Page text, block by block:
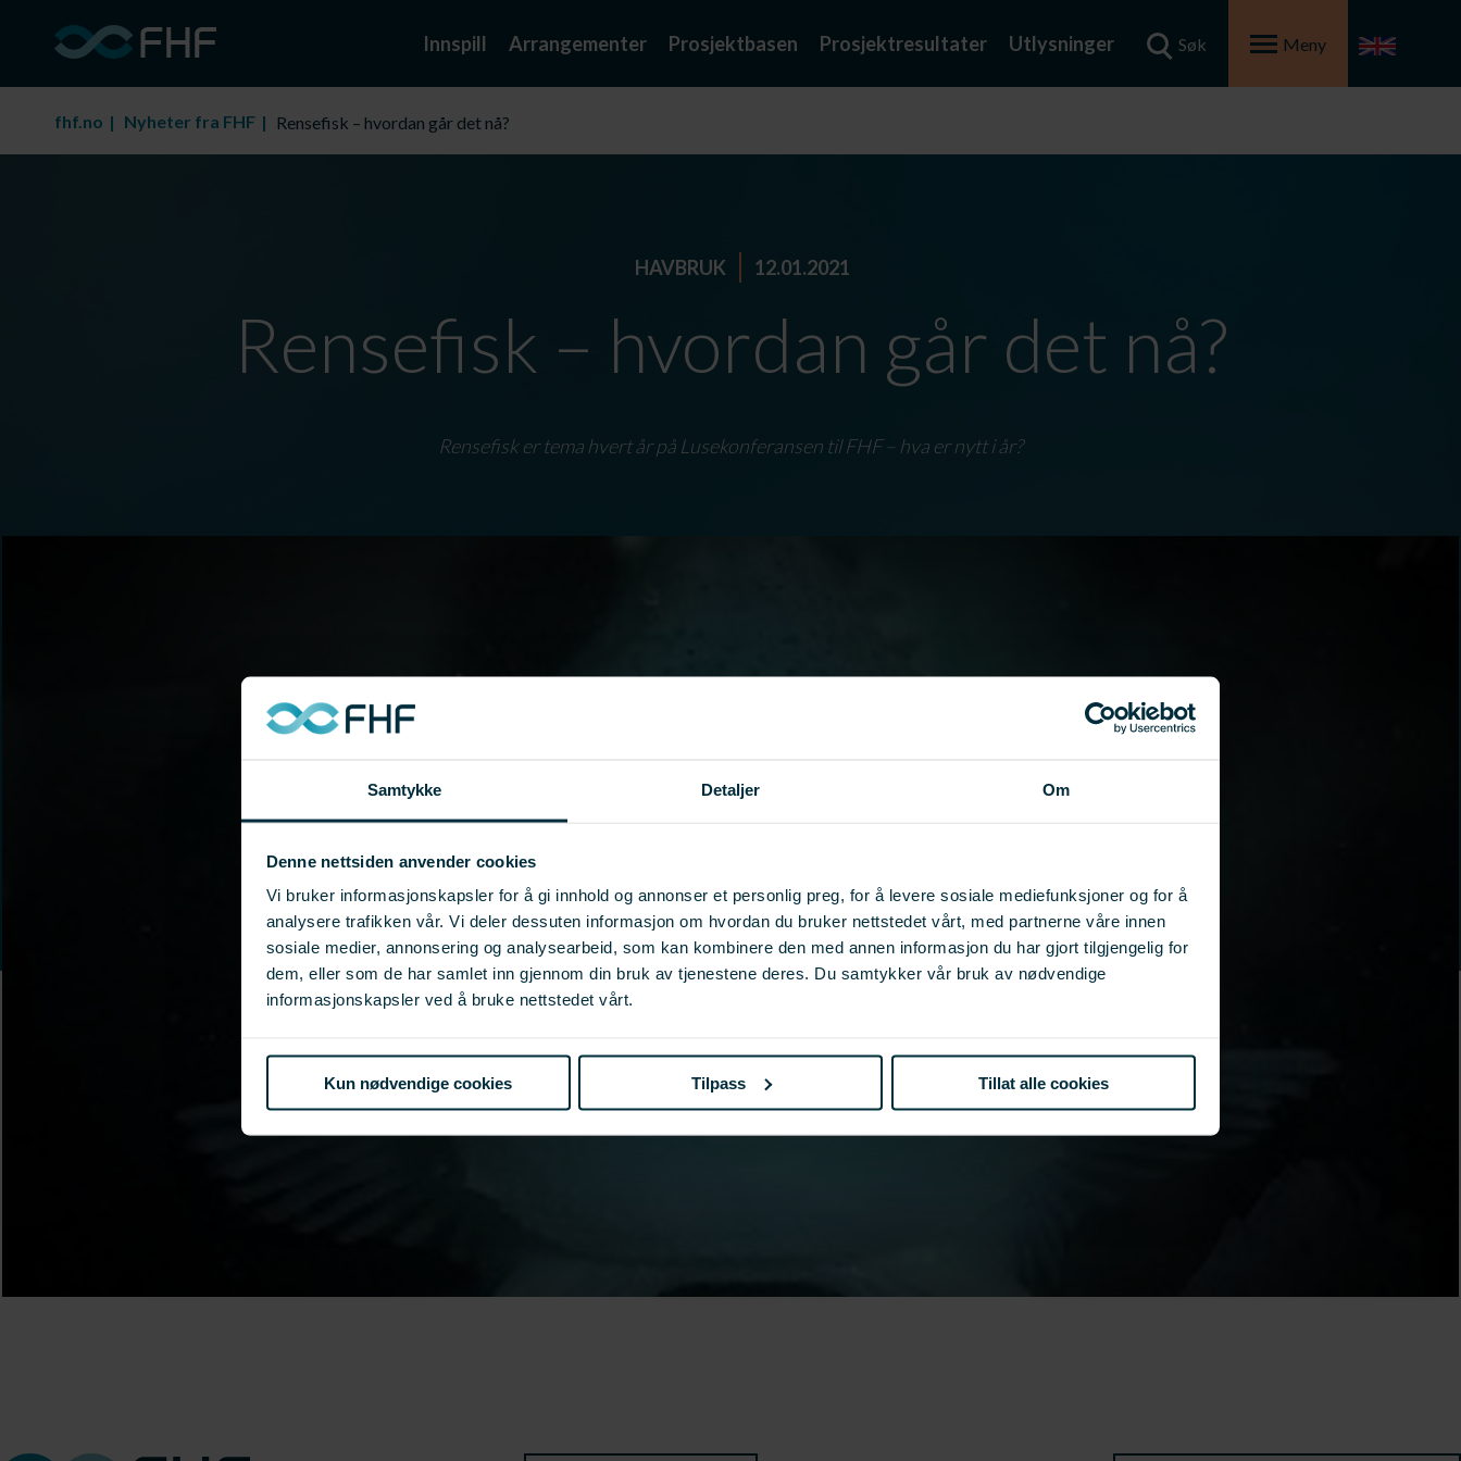
Samtykke Detaljer Om
Denne nettsiden anvender cookies
Vi bruker informasjonskapsler for å gi innhold og annonser et personlig preg, for å levere sosiale mediefunksjoner og for å
analysere trafikken vår. Vi deler dessuten informasjon om hvordan du bruker nettstedet vårt, med partnerne våre innen
sosiale medier, annonsering og analysearbeid, som kan kombinere den med annen informasjon du har gjort tilgjengelig for
dem, eller som de har samlet inn gjennom din bruk av tjenestene deres. Du samtykker vår bruk av nødvendige
informasjonskapsler ved å bruke nettstedet vårt.
Kun nødvendige cookies Tilpass Tillat alle cookies
Innspill Arrangementer Prosjektbasen Prosjektresultater Utlysninger Søk Meny
fhf.no Nyheter fra FHF Rensefisk – hvordan går det nå?
HAVBRUK 12.01.2021
Rensefisk – hvordan går det nå?
Rensefisk er tema hvert år på Lusekonferansen til FHF – hva er nytt i år?